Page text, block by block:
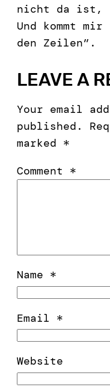
nicht da ist,
Und kommt
den Zeilen”.
LEAVE A
Your email
published.
marked *
Comment *
Name *
Email *
Website